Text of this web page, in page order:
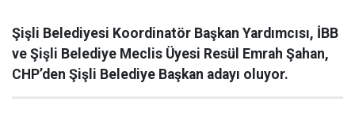
Şişli Belediyesi Koordinatör Başkan Yardımcısı, İBB
ve Şişli Belediye Meclis Üyesi Resül Emrah Şahan,
CHP’den Şişli Belediye Başkan adayı oluyor.